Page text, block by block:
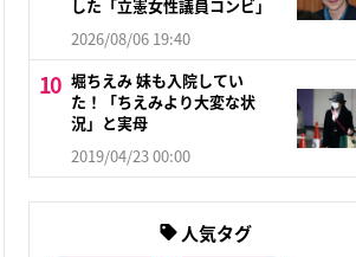
した「立憲女性議員コンビ」
2026/08/06 19:40
堀ちえみ 妹も入院してい
た！「ちえみより大変な状
況」と実母
2019/04/23 00:00
人気タグ